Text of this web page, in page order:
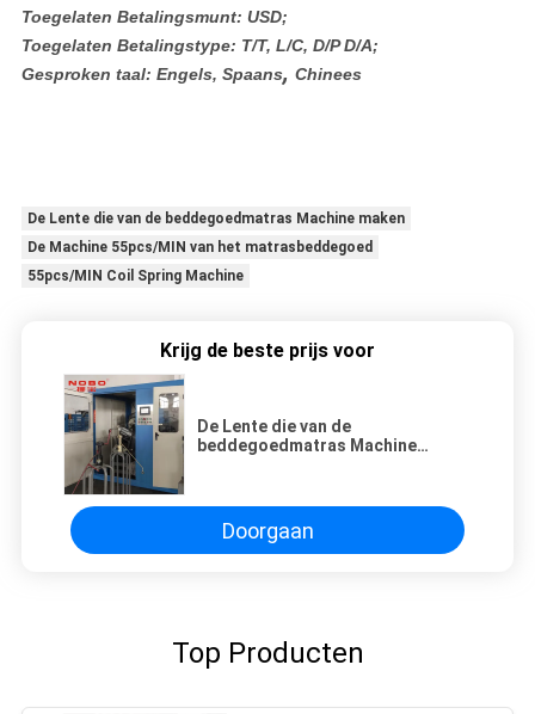
Toegelaten Betalingsmunt: USD;
Toegelaten Betalingstype: T/T, L/C, D/P D/A;
Gesproken taal: Engels, Spaans, Chinees
De Lente die van de beddegoedmatras Machine maken
De Machine 55pcs/MIN van het matrasbeddegoed
55pcs/MIN Coil Spring Machine
Krijg de beste prijs voor
De Lente die van de
beddegoedmatras Machine
Doorgaan
Top Producten